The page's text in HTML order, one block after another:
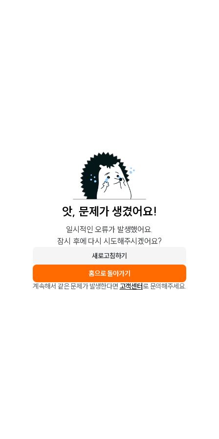
앗, 문제가 생겼어요!
일시적인 오류가 발생했어요.
잠시 후에 다시 시도해주시겠어요?
새로고침하기
홈으로 돌아가기
계속해서 같은 문제가 발생한다면 고객센터로 문의해주세요.